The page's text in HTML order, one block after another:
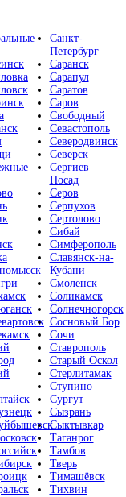
Санкт-
Петербург
Саранск
Сарапул
Саратов
Саров
Свободный
Севастополь
Северодвинск
Северск
Сергиев
Посад
Серов
Серпухов
Сертолово
Сибай
Симферополь
Славянск-на-
Кубани
Смоленск
Соликамск
Солнечногорск
Сосновый Бор
Сочи
Ставрополь
Старый Оскол
Стерлитамак
Ступино
Сургут
Сызрань
Сыктывкар
Таганрог
Тамбов
Тверь
Тимашёвск
Тихвин